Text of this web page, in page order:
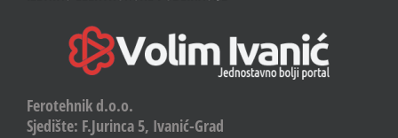
Ferotehnik d.o.o.
Sjedište: F.Jurinca 5, Ivanić-Grad